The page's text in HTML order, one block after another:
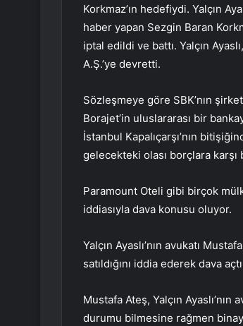
Korkmaz’ın hedefiydi. Yalçın
haber yapan Sezgin Baran
iptal edildi ve battı. Yalçın
A.Ş.’ye devretti.
Sözleşmeye göre SBK’nın
Borajet’in uluslararası bir
İstanbul Kapalıçarşı’nın
gelecekteki olası borçlara
Paramount Oteli gibi birçok
iddiasıyla dava konusu oluyor.
Yalçın Ayaslı’nın avukatı
satıldığını iddia ederek dava
Mustafa Ateş, Yalçın
durumu bilmesine rağmen